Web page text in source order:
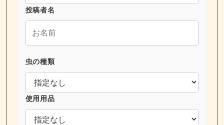
投稿者名
虫の種類
使用用品